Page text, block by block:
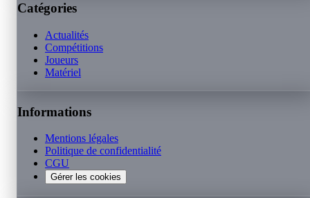
Catégories
Actualités
Compétitions
Joueurs
Matériel
Informations
Mentions légales
Politique de confidentialité
CGU
Gérer les cookies